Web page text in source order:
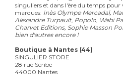
singuliers et dans l'ère du temps pour
marques: Inès Olympe Mercadal,
Alexandre Turpault, Popolo, Wabi
Charvet Editions, Sophie Masson
bien d'autres encore !
Boutique à Nantes (44)
SINGULIER STORE
28 rue Scribe
44000 Nantes